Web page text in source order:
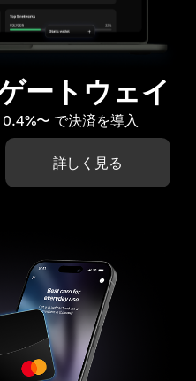
ートウェイ
〜 で決済を導入
詳しく見る